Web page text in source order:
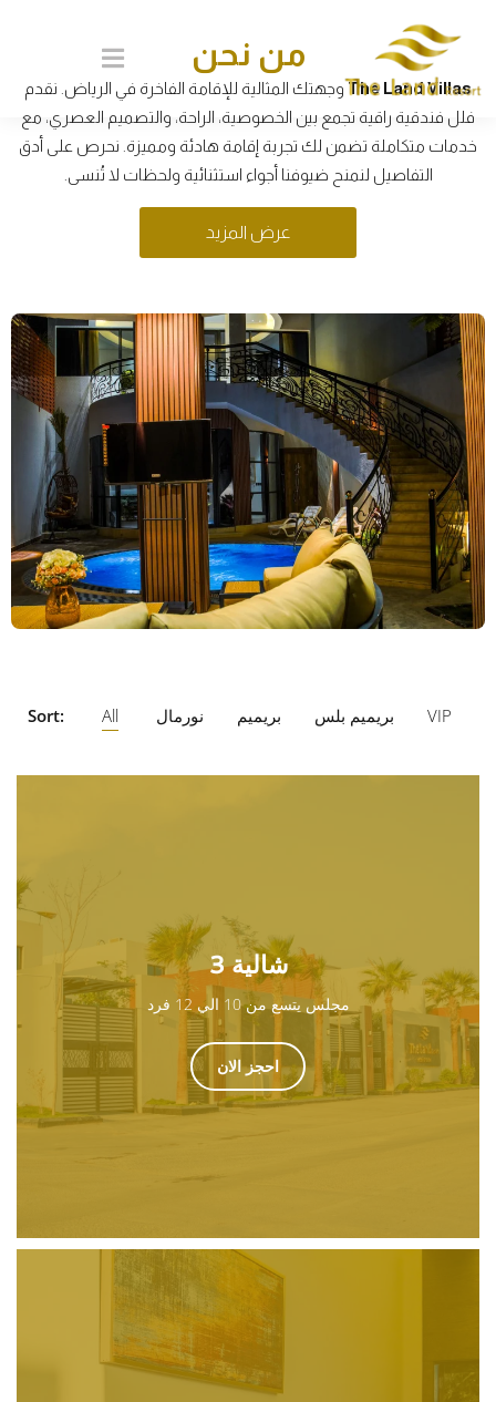
من نحن
The Land Villasوجهتك المثالية للإقامة الفاخرة في الرياض. نقدم
فلل فندقية راقية تجمع بين الخصوصية، الراحة، والتصميم العصري، مع
خدمات متكاملة تضمن لك تجربة إقامة هادئة ومميزة. نحرص على أدق
التفاصيل لنمنح ضيوفنا أجواء استثنائية ولحظات لا تُنسى.
عرض المزيد
Sort: All نورمال بريميم بريميم بلس VIP
شالية 3
مجلس يتسع من 10 الي 12 فرد
احجز الان